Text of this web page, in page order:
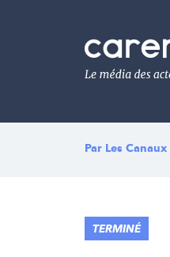
Le
média
de
l'engagement
Par Les Canaux
TERMINÉ